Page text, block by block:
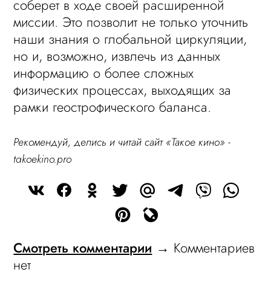
соберет в ходе своей расширенной
миссии. Это позволит не только уточнить
наши знания о глобальной циркуляции,
но и, возможно, извлечь из данных
информацию о более сложных
физических процессах, выходящих за
рамки геострофического баланса.
Рекомендуй, делись и читай сайт «Такое кино» -
takoekino.pro
Смотреть комментарии → Комментариев
нет